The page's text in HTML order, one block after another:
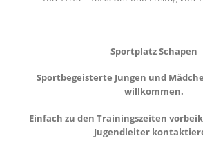
Sportplatz Schapen
Sportbegeisterte Jungen und
willkommen.
Einfach zu den Trainingszeiten
Jugendleiter